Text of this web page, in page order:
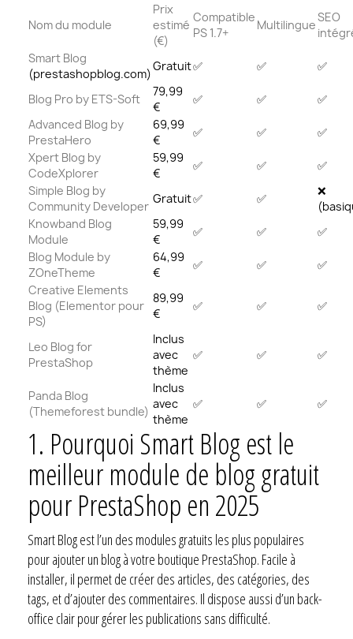
Nom du module
Prix
estimé
(€)
Compatible
PS 1.7+
Multilingue
SEO
Smart Blog
(prestashopblog.com)
Gratuit✅ ✅ ✅
Blog Pro by ETS-Soft
79,99
€
✅ ✅
✅
Advanced Blog by
PrestaHero
69,99
€
✅ ✅
✅
Xpert Blog by
CodeXplorer
59,99
€
✅ ✅
✅
Simple Blog by
Community Developer
Gratuit✅ ✅
❌
Knowband Blog
Module
59,99
€
✅ ✅
✅
Blog Module by
ZOneTheme
64,99
€
✅ ✅
✅
Creative Elements
Blog (Elementor pour
PS)
89,99
€
✅ ✅ ✅
Leo Blog for
PrestaShop
Inclus
avec
thème
✅ ✅ ✅
Panda Blog
(Themeforest bundle)
Inclus
avec
thème
✅ ✅ ✅
1. Pourquoi Smart Blog est le
meilleur module de blog gratuit
pour PrestaShop en 2025
Smart Blog est l’un des modules gratuits les plus populaires
pour ajouter un blog à votre boutique PrestaShop. Facile à
installer, il permet de créer des articles, des catégories, des
tags, et d’ajouter des commentaires. Il dispose aussi d’un back-
office clair pour gérer les publications sans difficulté.